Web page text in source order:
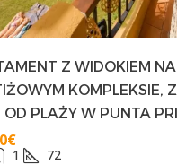
Z WIDOKIEM
KOMPLEKSIE,
PLAŻY W PUNTA
1 72